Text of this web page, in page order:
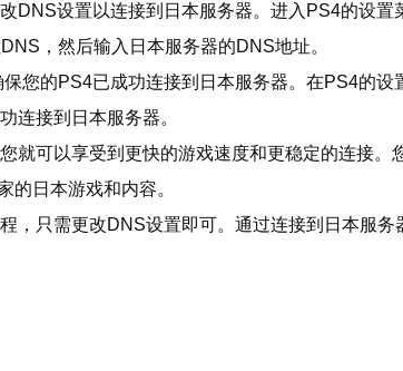
DNS设置以连接到日本服务器。进入PS4的设
，然后输入日本服务器的DNS地址。
您的PS4已成功连接到日本服务器。在PS4的
连接到日本服务器。
就可以享受到更快的游戏速度和更稳定的连接
的日本游戏和内容。
，只需更改DNS设置即可。通过连接到日本服